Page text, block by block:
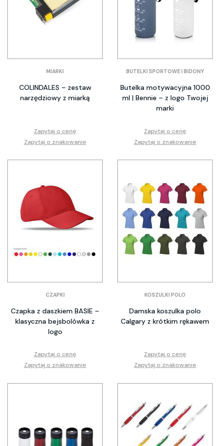
MIARKI
COLINDALES – zestaw
narzędziowy z miarką
Zapytaj o cenę
Zapytaj o znakowanie
BUTELKI SPORTOWE I BIDONY
Butelka motywacyjna 1000
ml | Bennie – z logo Twojej
marki
Zapytaj o cenę
Zapytaj o znakowanie
CZAPKI
Czapka z daszkiem BASIE –
klasyczna bejsbolówka z
logo
Zapytaj o cenę
Zapytaj o znakowanie
KOSZULKI POLO
Damska koszulka polo
Calgary z krótkim rękawem
Zapytaj o cenę
Zapytaj o znakowanie